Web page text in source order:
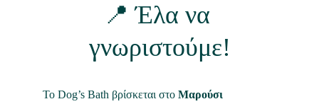
📍 Έλα να
γνωριστούμε!
Το Dog’s Bath βρίσκεται στο Μαρούσι